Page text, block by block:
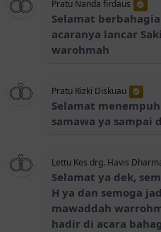
Pratu Nanda firdaus
Selamat
acaranya lancar
warohmah
Pratu Rizki Diskuau
Selamat
samawa ya sampai
Lettu Kes drg. Havis
Selamat ya dek,
H ya dan semoga
mawaddah
hadir di acara